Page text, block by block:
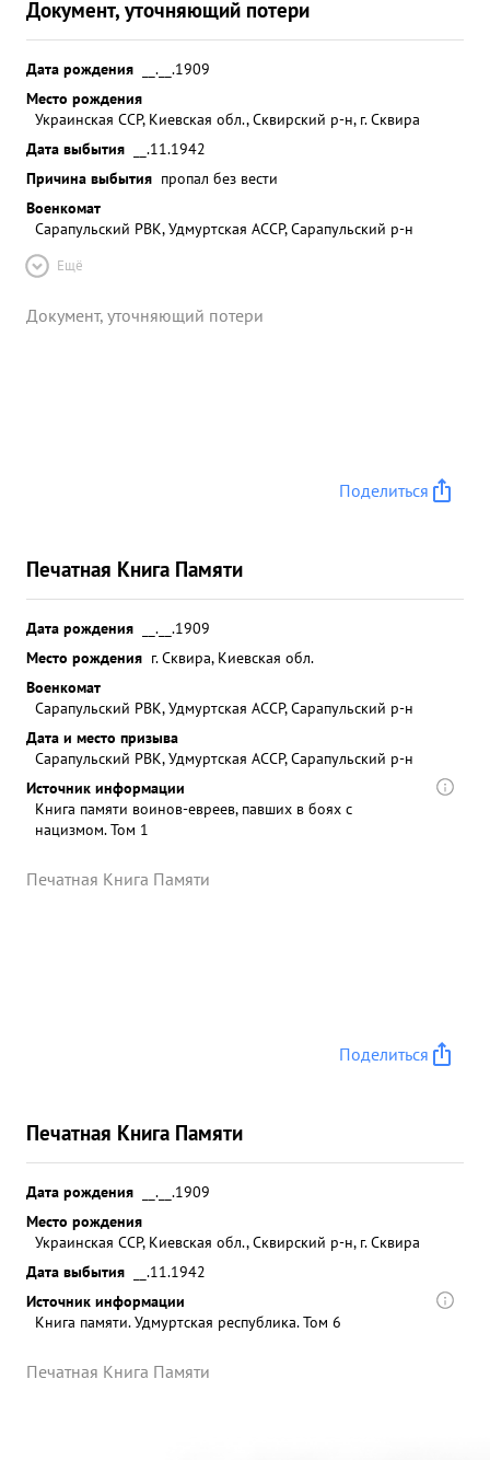
Документ, уточняющий потери
Дата рождения
__.__.1909
Место рождения
Украинская ССР, Киевская обл., Сквирский р-н, г. Сквира
Дата выбытия
__.11.1942
Причина выбытия пропал без вести
Военкомат
Сарапульский РВК, Удмуртская АССР, Сарапульский р-н
Ещё
Документ, уточняющий потери
Поделиться
Печатная Книга Памяти
Дата рождения
__.__.1909
Место рождения г. Сквира, Киевская обл.
Военкомат
Сарапульский РВК, Удмуртская АССР, Сарапульский р-н
Дата и место призыва
Сарапульский РВК, Удмуртская АССР, Сарапульский р-н
Источник информации
Книга памяти воинов-евреев, павших в боях с
нацизмом. Том 1
Печатная Книга Памяти
Поделиться
Печатная Книга Памяти
Дата рождения
__.__.1909
Место рождения
Украинская ССР, Киевская обл., Сквирский р-н, г. Сквира
Дата выбытия
__.11.1942
Источник информации
Книга памяти. Удмуртская республика. Том 6
Печатная Книга Памяти